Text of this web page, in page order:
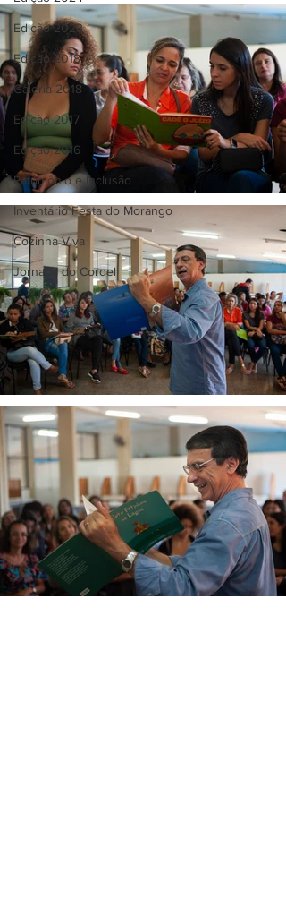
Edição 2023
Edição 2018
Galeria 2018
Edição 2017
Edição 2016
Patrimônio e Inclusão
Inventário Festa do Morango
Cozinha Viva
Jornada do Cordel